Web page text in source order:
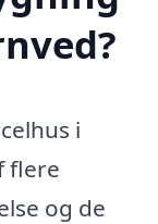
i
flere
og de